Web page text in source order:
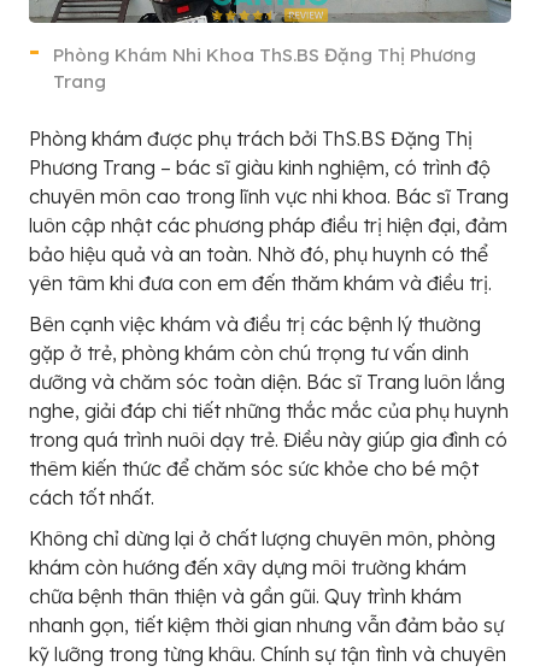
Phòng Khám Nhi Khoa ThS.BS Đặng Thị Phương
Trang
Phòng khám được phụ trách bởi ThS.BS Đặng Thị
Phương Trang – bác sĩ giàu kinh nghiệm, có trình độ
chuyên môn cao trong lĩnh vực nhi khoa. Bác sĩ Trang
luôn cập nhật các phương pháp điều trị hiện đại, đảm
bảo hiệu quả và an toàn. Nhờ đó, phụ huynh có thể
yên tâm khi đưa con em đến thăm khám và điều trị.
Bên cạnh việc khám và điều trị các bệnh lý thường
gặp ở trẻ, phòng khám còn chú trọng tư vấn dinh
dưỡng và chăm sóc toàn diện. Bác sĩ Trang luôn lắng
nghe, giải đáp chi tiết những thắc mắc của phụ huynh
trong quá trình nuôi dạy trẻ. Điều này giúp gia đình có
thêm kiến thức để chăm sóc sức khỏe cho bé một
cách tốt nhất.
Không chỉ dừng lại ở chất lượng chuyên môn, phòng
khám còn hướng đến xây dựng môi trường khám
chữa bệnh thân thiện và gần gũi. Quy trình khám
nhanh gọn, tiết kiệm thời gian nhưng vẫn đảm bảo sự
kỹ lưỡng trong từng khâu. Chính sự tận tình và chuyên